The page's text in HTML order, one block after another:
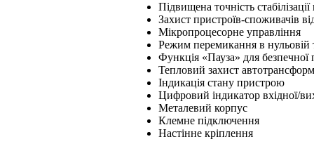
Підвищена точність
Захист пристроїв-споживачів
Мікропроцесорне управління
Режим перемикання в нульовій
Функція «Пауза» для
Тепловий захист
Індикація стану пристрою
Цифровий індикатор вхідної/
Металевий корпус
Клемне підключення
Настінне кріплення